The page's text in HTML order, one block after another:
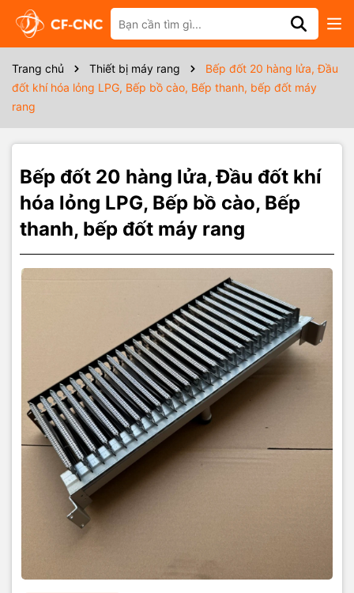
Trang chủ Thiết bị máy rang
Bếp đốt 20 hàng lửa, Đầu
đốt khí hóa lỏng LPG, Bếp bồ cào, Bếp thanh, bếp đốt máy
rang
Bếp đốt 20 hàng lửa, Đầu đốt khí
hóa lỏng LPG, Bếp bồ cào, Bếp
thanh, bếp đốt máy rang
Thông số kỹ thuật
Hãng sản xuất: CF-CNC
Bảo hành: Không bảo hành
Nguyên liệu: Khí hóa lỏng LPG ( gas)
Công suất đốt tối đa: 3kw/ hàng lửa ( VD bếp 4 hàng là
4x3=12kw, Khách hành có thể giảm công suất bằng cách kết hợp
van chỉnh lửa lớn nhỏ để giảm công suất xuống mức cần thiêt)
Kích thước: Trong hình ảnh sản phẩm